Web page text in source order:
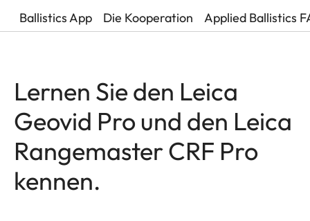
Ballistics App Die Kooperation Applied Ballistics
Lernen Sie den Leica
Geovid Pro und den Leica
Rangemaster CRF Pro
kennen.